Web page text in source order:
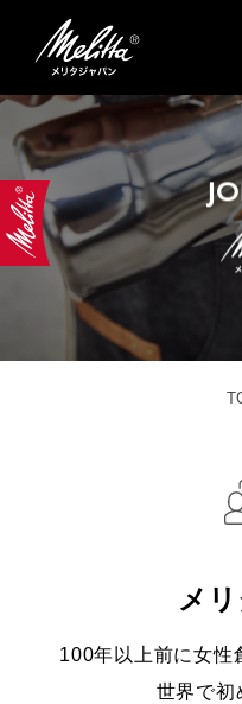
メ
100年以上前に女性
世界で初